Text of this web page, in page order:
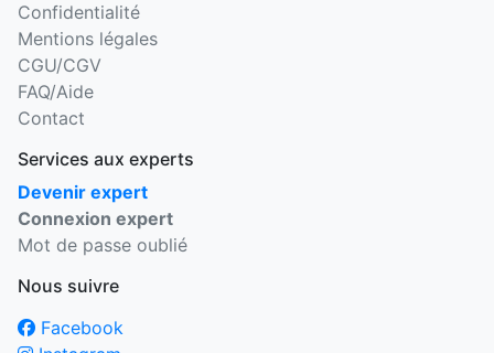
Confidentialité
Mentions légales
CGU/CGV
FAQ/Aide
Contact
Services aux experts
Devenir expert
Connexion expert
Mot de passe oublié
Nous suivre
Facebook